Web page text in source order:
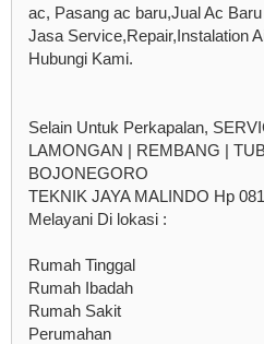
ac, Pasang ac baru,Jual Ac
Jasa Service,Repair,Instalation
Hubungi Kami.
Selain Untuk Perkapalan,
LAMONGAN | REMBANG |
BOJONEGORO
TEKNIK JAYA MALINDO Hp
Melayani Di lokasi :
Rumah Tinggal
Rumah Ibadah
Rumah Sakit
Perumahan